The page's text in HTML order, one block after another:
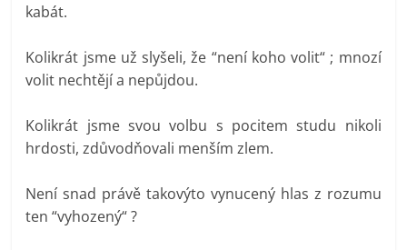
kabát.
Kolikrát jsme už slyšeli, že “není koho volit“ ; mnozí
volit nechtějí a nepůjdou.
Kolikrát jsme svou volbu s pocitem studu nikoli
hrdosti, zdůvodňovali menším zlem.
Není snad právě takovýto vynucený hlas z rozumu
ten “vyhozený“ ?